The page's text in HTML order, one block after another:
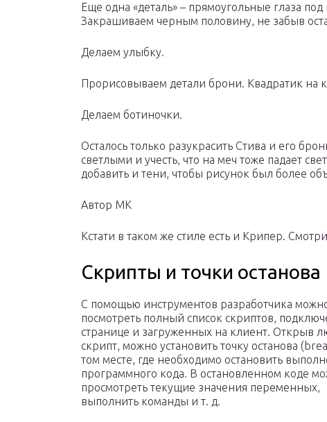
Еще одна «деталь» – прямоугольные глаза
Закрашиваем черным половину, не забыв
Делаем улыбку.
Прорисовываем детали брони. Квадратик на
Делаем ботиночки.
Осталось только разукрасить Стива и его
светлыми и учесть, что на меч тоже падает
добавить и тени, чтобы рисунок был более
Автор МК
Кстати в таком же стиле есть и Крипер.
Скрипты и точки останова
С помощью инструментов разработчика
посмотреть полный список скриптов,
странице и загруженных на клиент. Открыв
скрипт, можно установить точку останова
том месте, где необходимо остановить
программного кода. В остановленном коде
просмотреть текущие значения переменных,
выполнить команды и т. д.